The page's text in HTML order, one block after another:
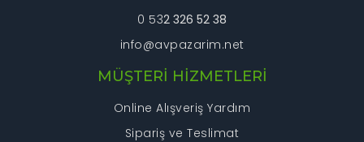
Gönder
0 532 326 52 38
info@avpazarim.net
MÜŞTERİ HİZMETLERİ
Online Alışveriş Yardım
Sipariş ve Teslimat